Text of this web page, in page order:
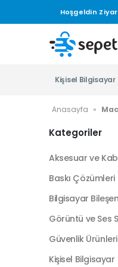
Hoşgeldin
Kişisel Bilgisayar
Anasayfa »
Kategoriler
Aksesuar ve
Baskı Çözümleri
Bilgisayar
Görüntü ve Ses
Güvenlik
Kişisel Bilgisayar